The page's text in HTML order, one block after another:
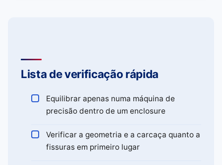
Lista de verificação rápida
Equilibrar apenas numa máquina de
precisão dentro de um enclosure
Verificar a geometria e a carcaça quanto a
fissuras em primeiro lugar